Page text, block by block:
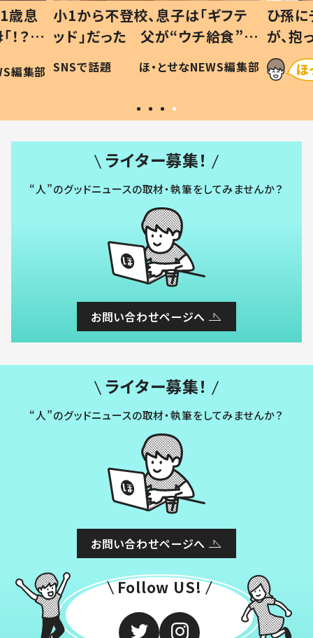
歳息
？」
編集部
小1から不登校、息子は「ギフテ
ッド」だった 父が“ウチ給食”を
作り続ける理由とは #令和の親
#令和の子
SNSで話題 ほ・とせなNEWS編集部
ひ孫
が、
「涙が
い」
ライター募集！
“人”のグッドニュースの取材・執筆をしてみませんか？
お問い合わせページへ
ライター募集！
“人”のグッドニュースの取材・執筆をしてみませんか？
お問い合わせページへ
Follow US!